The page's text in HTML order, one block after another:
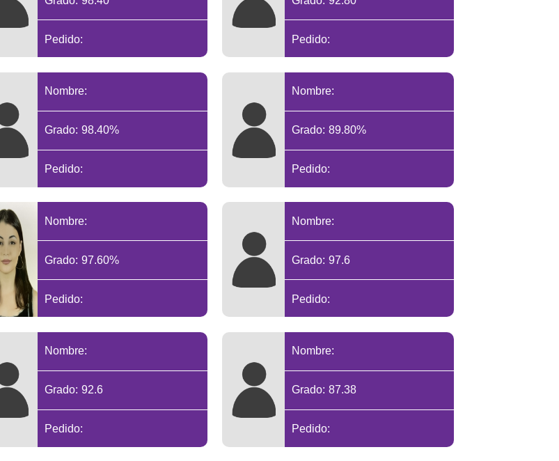
Pedido:
Pedido:
Nombre:
Grado: 98.40%
Pedido:
Nombre:
Grado: 89.80%
Pedido:
Nombre:
Grado: 97.60%
Pedido:
Nombre:
Grado: 97.6
Pedido:
Nombre:
Grado: 92.6
Pedido:
Nombre:
Grado: 87.38
Pedido: